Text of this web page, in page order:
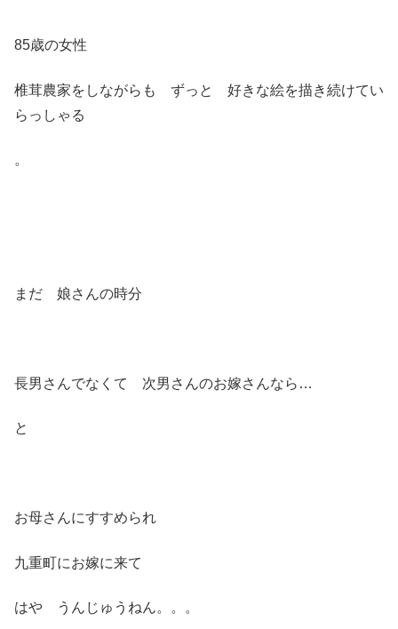
85歳の女性
椎茸農家をしながらも ずっと 好きな絵を描き続けてい
らっしゃる
。
まだ 娘さんの時分
長男さんでなくて 次男さんのお嫁さんなら…
と
お母さんにすすめられ
九重町にお嫁に来て
はや うんじゅうねん。。。